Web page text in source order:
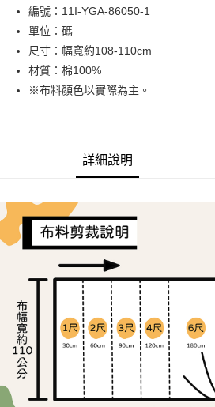
Apple Pay
街口支付
Google Pay
ATM付款
每筆NT$65，滿NT$1,500(含以上)免運費
7-11取貨付款
每筆NT$65，滿NT$1,500(含以上)免運費
每筆NT$150，滿NT$1,500(含以上)免運
離島宅配
每筆NT$240
編號：11I-YGA-86050-1
單位：碼
尺寸：幅寬約108-110cm
材質：棉100%
※布料顏色以實際為主。
詳細說明